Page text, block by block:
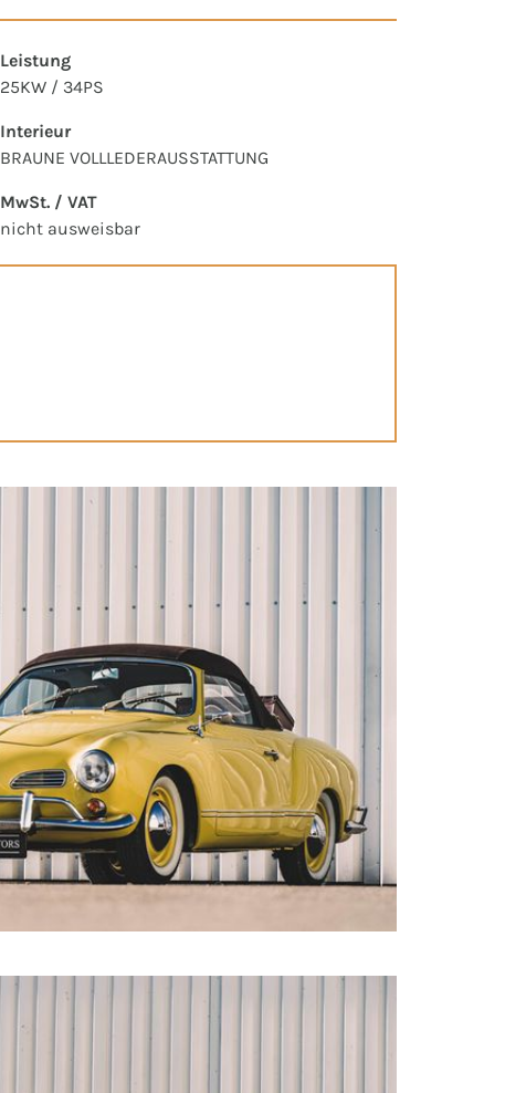
Leistung
25KW / 34PS
Interieur
BRAUNE VOLLLEDERAUSSTATTUNG
MwSt. / VAT
nicht ausweisbar